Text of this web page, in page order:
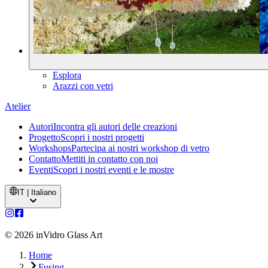
Esplora
Arazzi con vetri
Atelier
AutoriIncontra gli autori delle creazioni
ProgettoScopri i nostri progetti
WorkshopsPartecipa ai nostri workshop di vetro
ContattoMettiti in contatto con noi
EventiScopri i nostri eventi e le mostre
IT | Italiano
© 2026 inVidro Glass Art
Home